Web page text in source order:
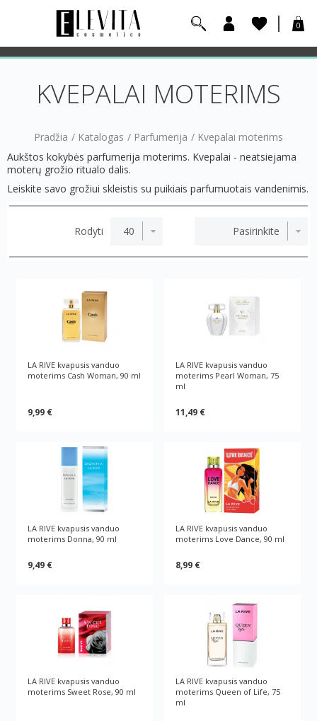
0
KVEPALAI MOTERIMS
Pradžia / Katalogas / Parfumerija / Kvepalai moterims
Aukštos kokybės parfumerija moterims. Kvepalai - neatsiejama
moterų grožio ritualo dalis.
Leiskite savo grožiui skleistis su puikiais parfumuotais vandenimis.
Rodyti
LA RIVE kvapusis vanduo
moterims Cash Woman, 90 ml
9,99 €
LA RIVE kvapusis vanduo
moterims Pearl Woman, 75
ml
11,49 €
LA RIVE kvapusis vanduo
moterims Donna, 90 ml
9,49 €
LA RIVE kvapusis vanduo
moterims Love Dance, 90 ml
8,99 €
LA RIVE kvapusis vanduo
moterims Sweet Rose, 90 ml
LA RIVE kvapusis vanduo
moterims Queen of Life, 75
ml